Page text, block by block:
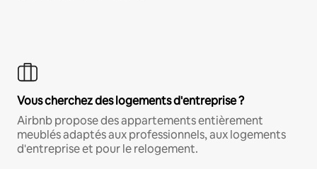
Vous cherchez des logements d'entreprise ?
Airbnb propose des appartements entièrement
meublés adaptés aux professionnels, aux logements
d'entreprise et pour le relogement.